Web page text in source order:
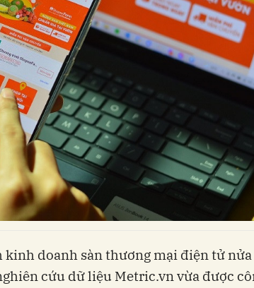
kinh doanh sàn thương mại điện tử
cứu dữ liệu Metric.vn vừa được